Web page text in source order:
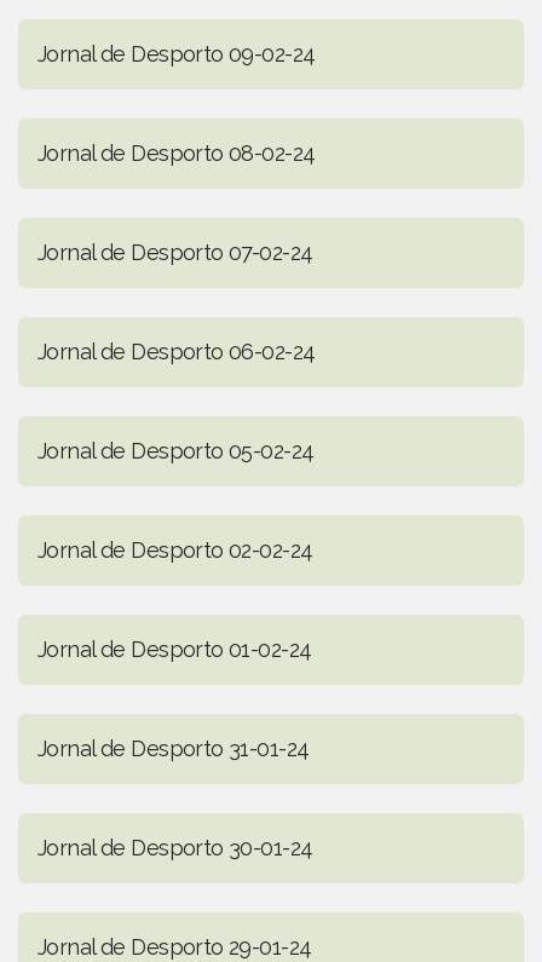
Jornal de Desporto 09-02-24
Jornal de Desporto 08-02-24
Jornal de Desporto 07-02-24
Jornal de Desporto 06-02-24
Jornal de Desporto 05-02-24
Jornal de Desporto 02-02-24
Jornal de Desporto 01-02-24
Jornal de Desporto 31-01-24
Jornal de Desporto 30-01-24
Jornal de Desporto 29-01-24